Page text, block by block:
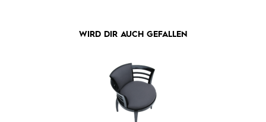
WIRD DIR AUCH GEFALLEN